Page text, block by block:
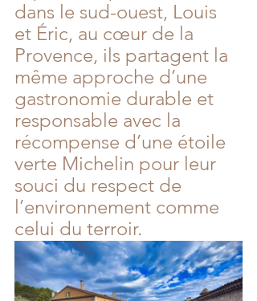
dans le sud-ouest, Louis
et Éric, au cœur de la
Provence, ils partagent la
même approche d’une
gastronomie durable et
responsable avec la
récompense d’une étoile
verte Michelin pour leur
souci du respect de
l’environnement comme
celui du terroir.